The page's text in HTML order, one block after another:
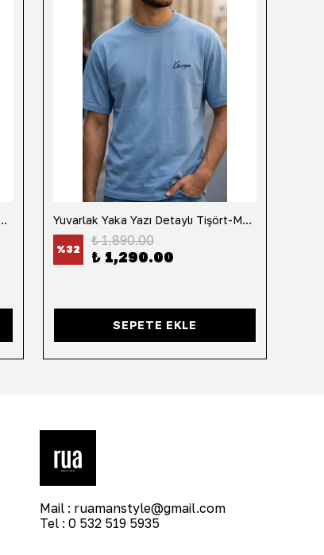
Detaylı Tişört-Beyaz Yuvarlak Yaka Yazı Detaylı Tişört-Mavi
%32
₺ 1,890.00
₺ 1,290.00
SEPETE EKLE
Mail : ruamanstyle@gmail.com
Tel : 0 532 519 5935